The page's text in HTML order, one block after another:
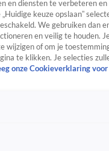
en diensten te verbeteren
keuze opslaan”
We gebruiken dan
en veilig te houden.
wijzigen of om je
te klikken. Je selecties
onze Cookieverklaring